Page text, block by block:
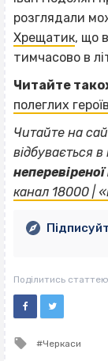
розглядали
Хрещатик, що
тимчасово в
Читайте
полеглих
Читайте на
відбувається в
канал 18000 |
Поділитись статтею
Tagged
Черкаси